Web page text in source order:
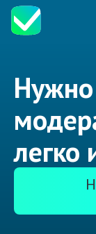
Нужно
легко